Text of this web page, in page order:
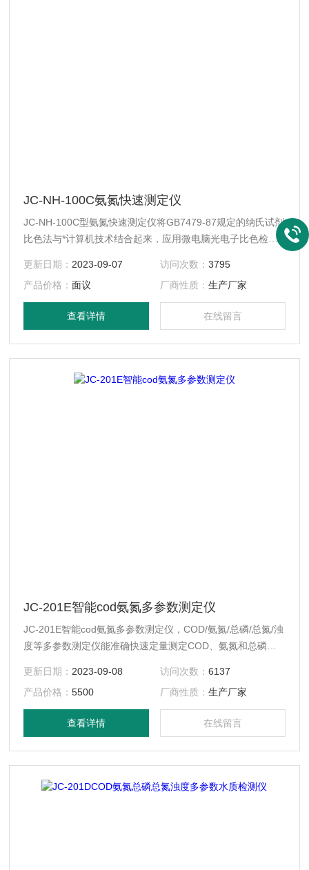
JC-NH-100C氨氮快速测定仪
JC-NH-100C型氨氮快速测定仪将GB7479-87规定的纳氏试剂
比色法与*计算机技术结合起来，应用微电脑光电子比色检测
大提高。实现了测定过程的自动化。可广泛地应用于厂矿企业
排污口监测、城市污水处理工厂进出口监测、江河湖泊水质监
测和污水治理设施过程控制之中。
更新日期： 2023-09-07 访问次数： 3795
产品价格：面议 厂商性质： 生产厂家
查看详情 在线留言
JC-201E智能cod氨氮多参数测定仪
JC-201E智能cod氨氮多参数测定仪，COD/氨氮/总磷/总氮/浊
度等多参数测定仪能准确快速定量测定COD、氨氮和总磷浊
境水样和中轻度污染废水等各种水体。可广泛应用于环保监测
站、污水处理厂、大专院校、科研院所、石化、造纸、印染、
电子、电力、钢铁、农业、市政工程等行业。
更新日期： 2023-09-08 访问次数： 6137
产品价格：5500 厂商性质： 生产厂家
查看详情 在线留言